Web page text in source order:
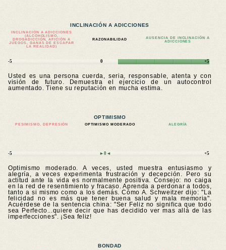
INCLINACIÓN A ADICCIONES
INCLINACIÓN A ADICCIONES
(ALCOHOLISMO,
DROGADICCIÓN, AFICIÓN A
JUEGOS, GANAS DE ESCAPAR
LA REALIDAD)
RAZONABILIDAD
AUSENCIA DE INCLINACIÓN A
ADICCIONES
-5 0 +5
Usted es una persona cuerda, seria, responsable, atenta y con
visión de futuro. Demuestra el ejercicio de un autocontrol
aumentado. Tiene su reputación en mucha estima.
OPTIMISMO
PESIMISMO, DEPRESIÓN OPTIMISMO MODERADO ALEGRÍA
-5 ►0◄ +5
Optimismo moderado. A veces, usted muestra entusiasmo y
alegría, a veces experimenta frustración y decepción. Pero su
actitud ante la vida es normalmente positiva. Consejo: no caiga
en la red de resentimiento y fracaso. Aprenda a perdonar a todos,
tanto a si mismo como a los demás. Cómo A. Schweitzer dijo: "La
felicidad no es más que tener buena salud y mala memoria".
Acuérdese de la sentencia china: "Ser Feliz no significa que todo
sea Perfecto...quiere decir que has decidido ver mas allá de las
imperfecciones". ¡Sea feliz!
BONDAD